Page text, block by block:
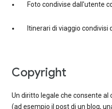
Foto condivise dall'utente
Itinerari di viaggio condivisi
copyright
Un diritto legale che consente al
(ad esempio il post di un blog,